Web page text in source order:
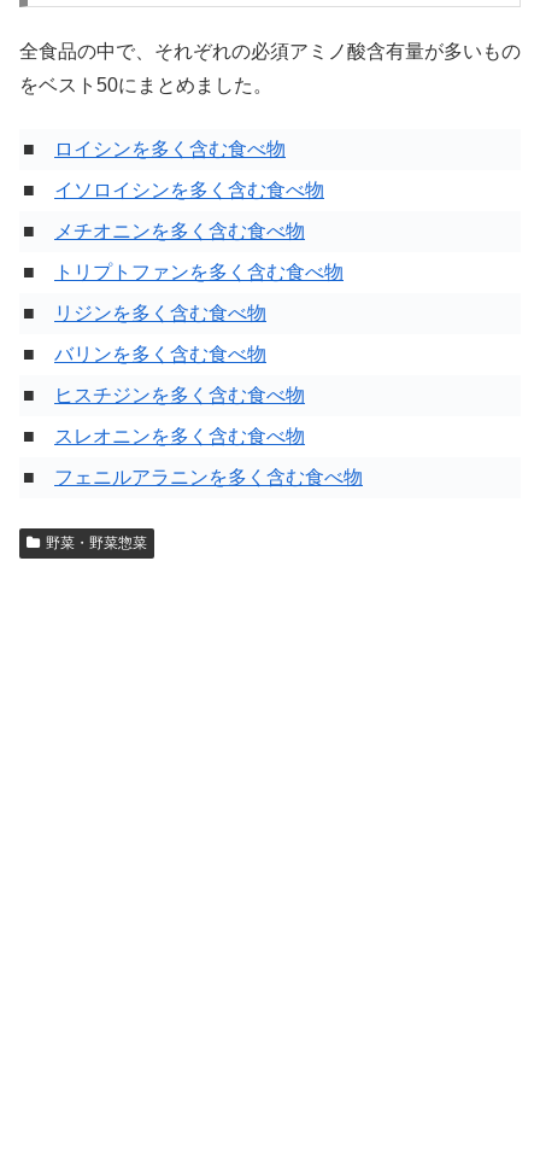
全食品の中で、それぞれの必須アミノ酸含有量が多いもの
をベスト50にまとめました。
■
ロイシンを多く含む食べ物
■ イソロイシンを多く含む食べ物
■
メチオニンを多く含む食べ物
■
トリプトファンを多く含む食べ物
■
リジンを多く含む食べ物
■ バリンを多く含む食べ物
■
ヒスチジンを多く含む食べ物
■
スレオニンを多く含む食べ物
■ フェニルアラニンを多く含む食べ物
野菜・野菜惣菜